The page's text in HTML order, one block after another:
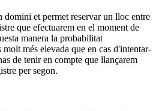
domini et permet reservar un lloc entre
que efectuarem en el moment de
manera la probabilitat
més elevada que en cas d'intentar-
de tenir en compte que llançarem
per segon.